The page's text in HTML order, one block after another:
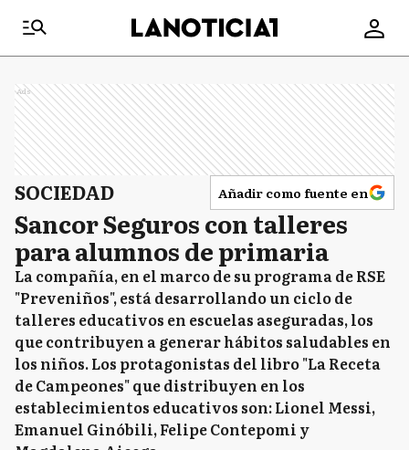
Ads
SOCIEDAD Añadir como fuente en
Sancor Seguros con talleres
para alumnos de primaria
La compañía, en el marco de su programa de RSE
"Preveniños", está desarrollando un ciclo de
talleres educativos en escuelas aseguradas, los
que contribuyen a generar hábitos saludables en
los niños. Los protagonistas del libro "La Receta
de Campeones" que distribuyen en los
establecimientos educativos son: Lionel Messi,
Emanuel Ginóbili, Felipe Contepomi y